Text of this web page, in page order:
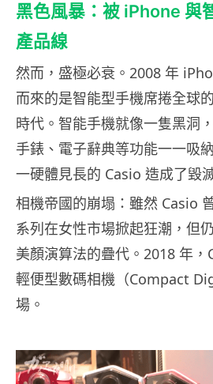
黑色風暴：被 iPhone 與
產品線
然而，盛極必衰。2008 年
而來的是智能型手機席捲全球
時代。智能手機就像一隻黑洞
手錶、電子辭典等功能一一吸
一硬體見長的 Casio 造成了毀
相機帝國的崩塌：雖然 Casio
系列在女性市場掀起狂潮，但
美顏演算法的疊代。2018 年，
輕便型數碼相機（Compact
場。